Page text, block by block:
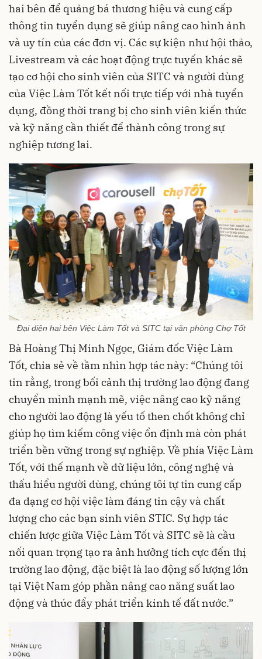
hai bên để quảng bá thương hiệu và cung cấp
thông tin tuyển dụng sẽ giúp nâng cao hình ảnh
và uy tín của các đơn vị. Các sự kiện như hội thảo,
Livestream và các hoạt động trực tuyến khác sẽ
tạo cơ hội cho sinh viên của SITC và người dùng
của Việc Làm Tốt kết nối trực tiếp với nhà tuyển
dụng, đồng thời trang bị cho sinh viên kiến thức
và kỹ năng cần thiết để thành công trong sự
nghiệp tương lai.
Đại diện hai bên Việc Làm Tốt và SITC tại văn phòng Chợ Tốt
Bà Hoàng Thị Minh Ngọc, Giám đốc Việc Làm
Tốt, chia sẻ về tầm nhìn hợp tác này: “Chúng tôi
tin rằng, trong bối cảnh thị trường lao động đang
chuyển mình mạnh mẽ, việc nâng cao kỹ năng
cho người lao động là yếu tố then chốt không chỉ
giúp họ tìm kiếm công việc ổn định mà còn phát
triển bền vững trong sự nghiệp. Về phía Việc Làm
Tốt, với thế mạnh về dữ liệu lớn, công nghệ và
thấu hiểu người dùng, chúng tôi tự tin cung cấp
đa dạng cơ hội việc làm đáng tin cậy và chất
lượng cho các bạn sinh viên STIC. Sự hợp tác
chiến lược giữa Việc Làm Tốt và SITC sẽ là cầu
nối quan trọng tạo ra ảnh hưởng tích cực đến thị
trường lao động, đặc biệt là lao động số lượng lớn
tại Việt Nam góp phần nâng cao năng suất lao
động và thúc đẩy phát triển kinh tế đất nước.”